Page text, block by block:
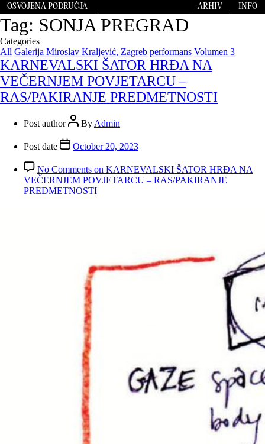
OSVOJENA PODRUČJA ARHIV INFO
Tag: SONJA PREGRAD
Categories
All Galerija Miroslav Kraljević, Zagreb performans Volumen 3
KARNEVALSKI ŠATOR HRĐA NA
VEČERNJEM POVJETARCU –
RAS/PAKIRANJE PREDMETNOSTI
Post author By Admin
Post date October 20, 2023
No Comments on KARNEVALSKI ŠATOR HRĐA NA
VEČERNJEM POVJETARCU – RAS/PAKIRANJE
PREDMETNOSTI